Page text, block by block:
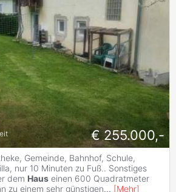
€ 255.000,-
Gemeinde, Bahnhof, Schule,
nur 10 Minuten zu Fuß.. Sonstiges
dem Haus einen 600 Quadratmeter
zu einem sehr günstigen... [Mehr]